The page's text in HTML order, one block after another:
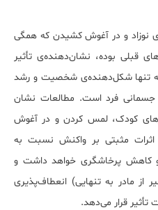
نوزاد و در آغوش کشیدن که همگی
قبلی بوده، نشان‌دهنده‌ی تأثیر
تنها شکل‌دهنده‌ی شخصیت و رشد
جسمانی فرد است. مطالعات نشان
کودک، لمس کردن و در آغوش
اثرات مثبتی بر واکنش نسبت به
کاهش پرخاشگری خواهد داشت و
از مادر به تنهایی) انعطاف‌پذیری
قرار می‌دهد.